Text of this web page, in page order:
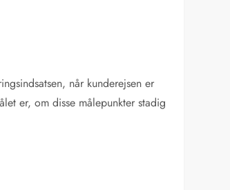
når kunderejsen er
er, om disse målepunkter stadig